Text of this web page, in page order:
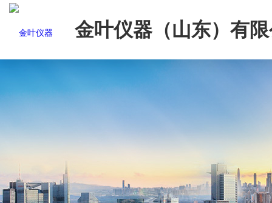
金叶仪器（山东）有